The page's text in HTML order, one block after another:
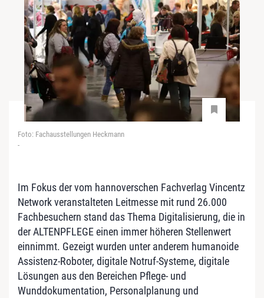
Foto: Fachausstellungen Heckmann
-
Im Fokus der vom hannoverschen Fachverlag Vincentz
Network veranstalteten Leitmesse mit rund 26.000
Fachbesuchern stand das Thema Digitalisierung, die in
der ALTENPFLEGE einen immer höheren Stellenwert
einnimmt. Gezeigt wurden unter anderem humanoide
Assistenz-Roboter, digitale Notruf-Systeme, digitale
Lösungen aus den Bereichen Pflege- und
Wunddokumentation, Personalplanung und